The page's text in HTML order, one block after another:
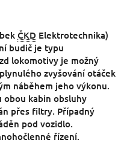
ČKD Elektrotechnika)
budič je typu
lokomotivy je možný
zvyšování otáček
náběhem jeho výkonu.
obou kabin obsluhy
přes filtry. Případný
pod vozidlo.
řízení.